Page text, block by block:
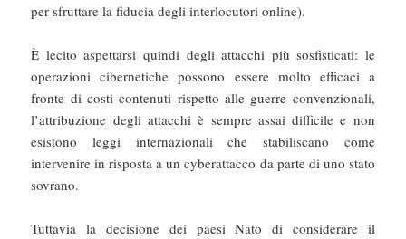
per sfruttare la fiducia degli interlocutori online).
È lecito aspettarsi quindi degli attacchi più sosfisticati: le
operazioni cibernetiche possono essere molto efficaci a
fronte di costi contenuti rispetto alle guerre convenzionali,
l’attribuzione degli attacchi è sempre assai difficile e non
esistono leggi internazionali che stabiliscano come
intervenire in risposta a un cyberattacco da parte di uno stato
sovrano.
Tuttavia la decisione dei paesi Nato di considerare il